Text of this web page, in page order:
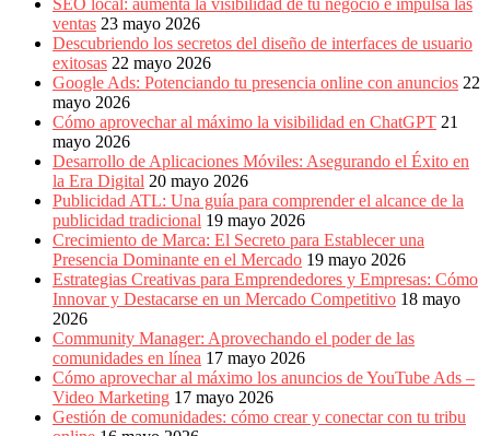
SEO local: aumenta la visibilidad de tu negocio e impulsa las
ventas 23 mayo 2026
Descubriendo los secretos del diseño de interfaces de usuario
exitosas 22 mayo 2026
Google Ads: Potenciando tu presencia online con anuncios 22
mayo 2026
Cómo aprovechar al máximo la visibilidad en ChatGPT 21
mayo 2026
Desarrollo de Aplicaciones Móviles: Asegurando el Éxito en
la Era Digital 20 mayo 2026
Publicidad ATL: Una guía para comprender el alcance de la
publicidad tradicional 19 mayo 2026
Crecimiento de Marca: El Secreto para Establecer una
Presencia Dominante en el Mercado 19 mayo 2026
Estrategias Creativas para Emprendedores y Empresas: Cómo
Innovar y Destacarse en un Mercado Competitivo 18 mayo
2026
Community Manager: Aprovechando el poder de las
comunidades en línea 17 mayo 2026
Cómo aprovechar al máximo los anuncios de YouTube Ads –
Video Marketing 17 mayo 2026
Gestión de comunidades: cómo crear y conectar con tu tribu